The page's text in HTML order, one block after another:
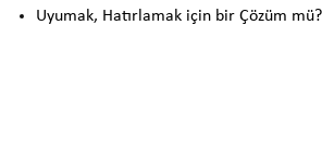
Uyumak, Hatırlamak için bir Çözüm mü?